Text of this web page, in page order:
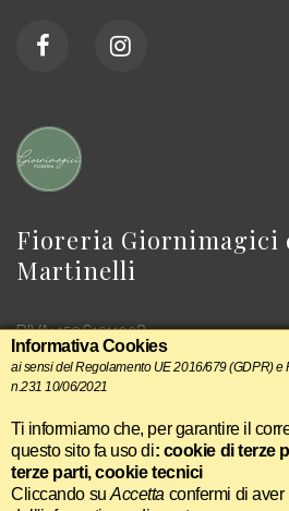
Fioreria Giornimagici
Martinelli
P.IVA: 15961211008
>Realizzazione Siti Web Itala-
Informativa Cookies
ai sensi del Regolamento UE 2016/679 (GDPR) e
n.231 10/06/2021
Ti informiamo che, per garantire il
questo sito fa uso di: cookie di terze
terze parti, cookie tecnici
Cliccando suAccetta confermi di